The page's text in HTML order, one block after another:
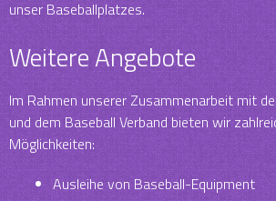
unser Baseballplatzes.
Weitere Angebote
Im Rahmen unserer Zusammenarbeit mit
und dem Baseball Verband bieten wir
Möglichkeiten:
Ausleihe von Baseball-Equipment